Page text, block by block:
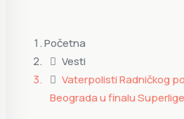
Početna
Vesti
Vaterpolisti Radničkog
Beograda u finalu